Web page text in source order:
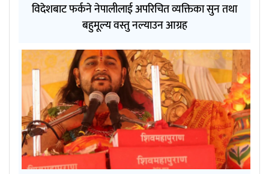
विदेशबाट फर्कने नेपालीलाई अपरिचित व्यक्तिका सुन तथा
बहुमूल्य वस्तु नल्याउन आग्रह